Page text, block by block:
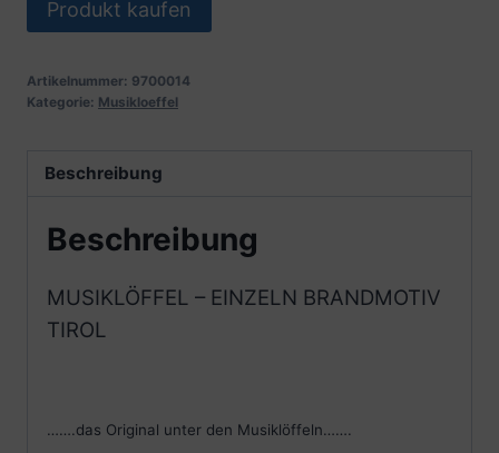
Produkt kaufen
Artikelnummer: 9700014
Kategorie: Musikloeffel
Beschreibung
Beschreibung
MUSIKLÖFFEL – EINZELN BRANDMOTIV
TIROL
…….das Original unter den Musiklöffeln…….